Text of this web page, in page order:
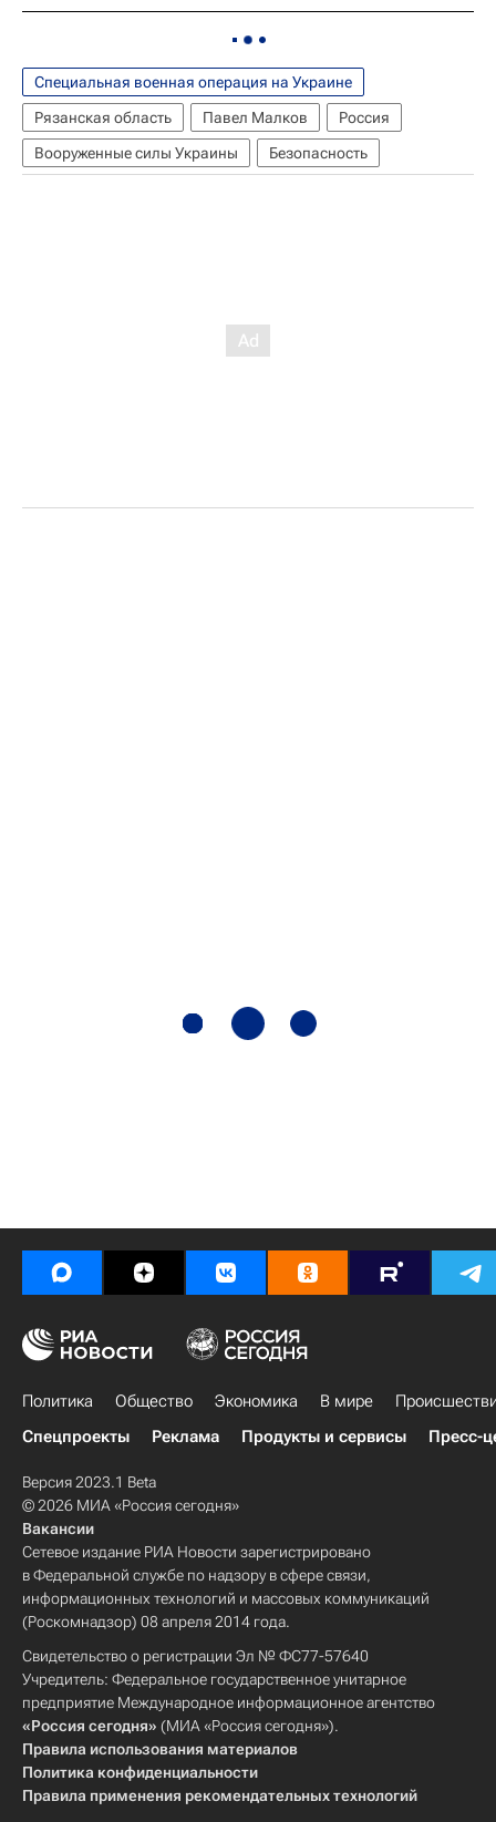
Специальная военная операция на Украине
Рязанская область
Павел Малков
Россия
Вооруженные силы Украины
Безопасность
Политика Общество Экономика В мире
Спецпроекты
Реклама Продукты и сервисы Пресс-
Версия 2023.1 Beta
© 2026 МИА «Россия сегодня»
Вакансии
Сетевое издание РИА Новости зарегистрировано
в Федеральной службе по надзору в сфере связи,
информационных технологий и массовых коммуникаций
(Роскомнадзор) 08 апреля 2014 года.
Свидетельство о регистрации Эл № ФС77-57640
Учредитель: Федеральное государственное унитарное
предприятие Международное информационное агентство
«Россия сегодня» (МИА «Россия сегодня»).
Правила использования материалов
Политика конфиденциальности
Правила применения рекомендательных технологий